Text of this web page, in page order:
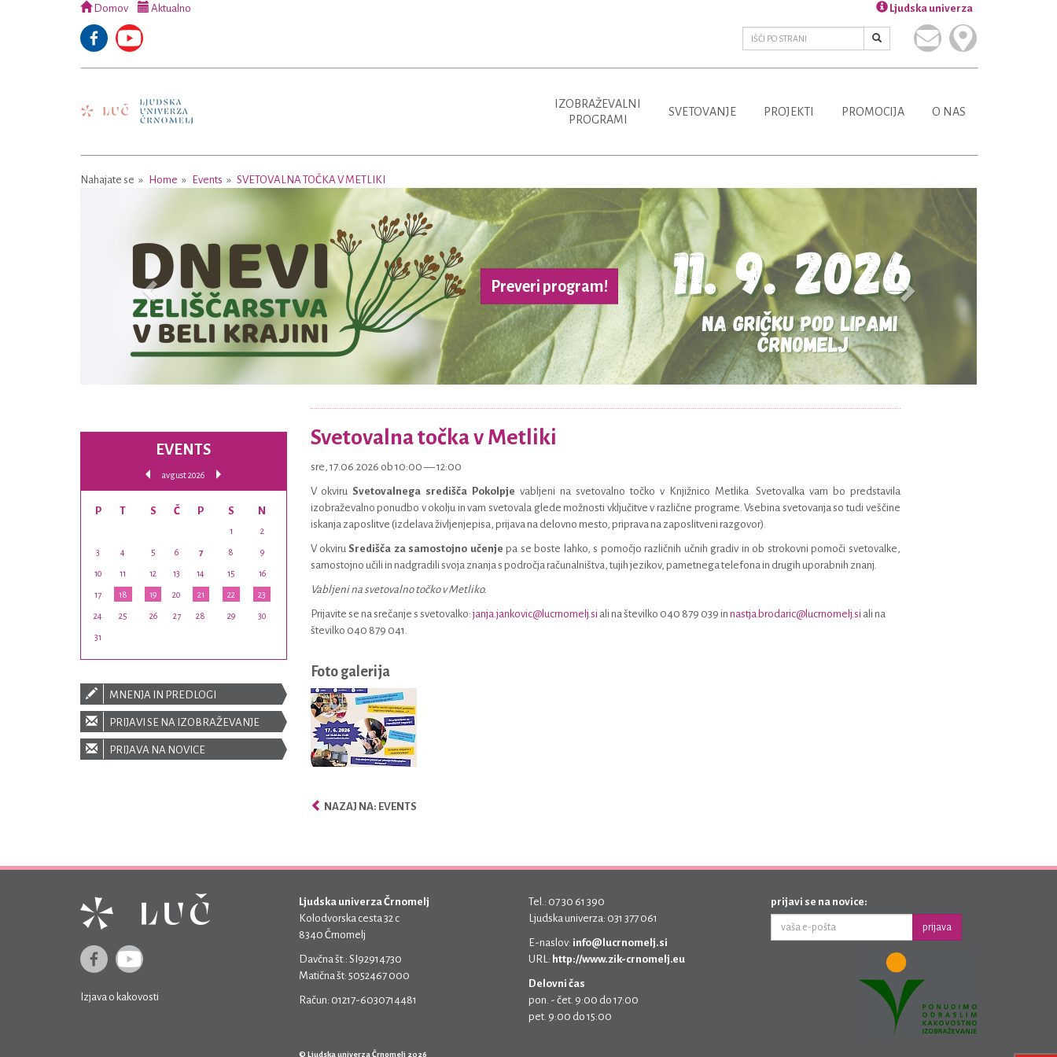
Domov Aktualno Ljudska univerza
IZOBRAŽEVALNI
PROGRAMI
SVETOVANJE PROJEKTI PROMOCIJA O NAS
Nahajate se Home Events SVETOVALNA TOČKA V METLIKI
Preveri program!
Svetovalna točka v Metliki
sre, 17.06.2026 ob 10:00 — 12:00
V okviru Svetovalnega središča Pokolpje vabljeni na svetovalno točko v Knjižnico Metlika. Svetovalka vam bo predstavila
izobraževalno ponudbo v okolju in vam svetovala glede možnosti vključitve v različne programe. Vsebina svetovanja so tudi veščine
iskanja zaposlitve (izdelava življenjepisa, prijava na delovno mesto, priprava na zaposlitveni razgovor).
V okviru Središča za samostojno učenje pa se boste lahko, s pomočjo različnih učnih gradiv in ob strokovni pomoči svetovalke,
samostojno učili in nadgradili svoja znanja s področja računalništva, tujih jezikov, pametnega telefona in drugih uporabnih znanj.
Vabljeni na svetovalno točko v Metliko.
Prijavite se na srečanje s svetovalko:janja.jankovic@lucrnomelj.si ali na številko 040 879 039 in nastja.brodaric@lucrnomelj.si ali na
številko 040 879 041.
Foto galerija
NAZAJ NA: EVENTS
EVENTS
avgust 2026
P T S Č P S N
1 2
3 4 5 6 7 8 9
10 11 12 13 14 15 16
17 18 19 20 21 22 23
24 25 26 27 28 29 30
31
MNENJA IN PREDLOGI
PRIJAVI SE NA IZOBRAŽEVANJE
PRIJAVA NA NOVICE
Izjava o kakovosti
Ljudska univerza Črnomelj
Kolodvorska cesta 32 c
8340 Črnomelj
Davčna št.: SI92914730
Matična št: 5052467 000
Račun: 01217-6030714481
Tel.: 07 30 61 390
Ljudska univerza: 031 377 061
E-naslov: info@lucrnomelj.si
URL: http://www.zik-crnomelj.eu
Delovni čas
pon. - čet. 9:00 do 17:00
pet. 9:00 do 15:00
© Ljudska univerza Črnomelj 2026
prijavi se na novice:
prijava